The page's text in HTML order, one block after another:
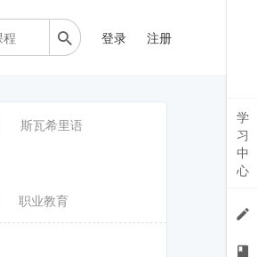
登录 注册
斯瓦希里语
职业教育
学
习
中
心